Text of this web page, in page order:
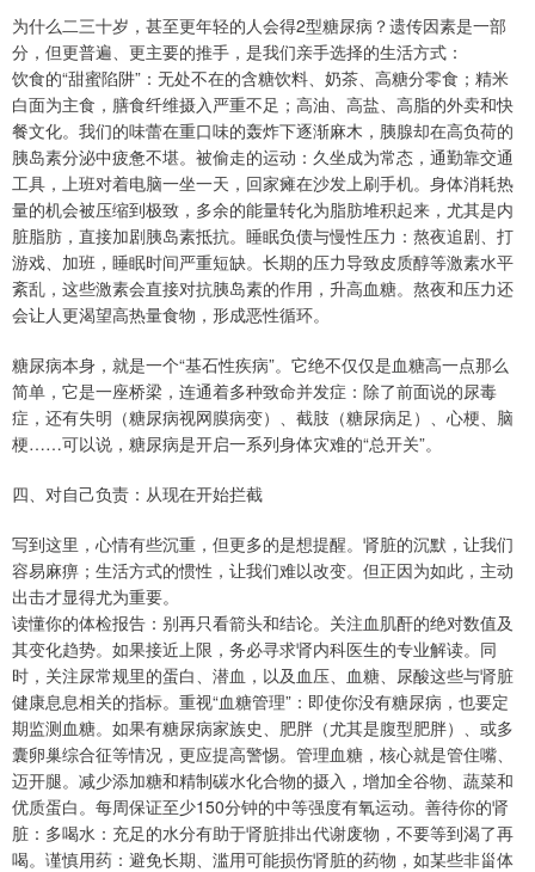
为什么二三十岁，甚至更年轻的人会得2型糖尿病？遗传因素是一部
分，但更普遍、更主要的推手，是我们亲手选择的生活方式：
饮食的“甜蜜陷阱”：无处不在的含糖饮料、奶茶、高糖分零食；精米
白面为主食，膳食纤维摄入严重不足；高油、高盐、高脂的外卖和快
餐文化。我们的味蕾在重口味的轰炸下逐渐麻木，胰腺却在高负荷的
胰岛素分泌中疲惫不堪。被偷走的运动：久坐成为常态，通勤靠交通
工具，上班对着电脑一坐一天，回家瘫在沙发上刷手机。身体消耗热
量的机会被压缩到极致，多余的能量转化为脂肪堆积起来，尤其是内
脏脂肪，直接加剧胰岛素抵抗。睡眠负债与慢性压力：熬夜追剧、打
游戏、加班，睡眠时间严重短缺。长期的压力导致皮质醇等激素水平
紊乱，这些激素会直接对抗胰岛素的作用，升高血糖。熬夜和压力还
会让人更渴望高热量食物，形成恶性循环。
糖尿病本身，就是一个“基石性疾病”。它绝不仅仅是血糖高一点那么
简单，它是一座桥梁，连通着多种致命并发症：除了前面说的尿毒
症，还有失明（糖尿病视网膜病变）、截肢（糖尿病足）、心梗、脑
梗……可以说，糖尿病是开启一系列身体灾难的“总开关”。
四、对自己负责：从现在开始拦截
写到这里，心情有些沉重，但更多的是想提醒。肾脏的沉默，让我们
容易麻痹；生活方式的惯性，让我们难以改变。但正因为如此，主动
出击才显得尤为重要。
读懂你的体检报告：别再只看箭头和结论。关注血肌酐的绝对数值及
其变化趋势。如果接近上限，务必寻求肾内科医生的专业解读。同
时，关注尿常规里的蛋白、潜血，以及血压、血糖、尿酸这些与肾脏
健康息息相关的指标。重视“血糖管理”：即使你没有糖尿病，也要定
期监测血糖。如果有糖尿病家族史、肥胖（尤其是腹型肥胖）、或多
囊卵巢综合征等情况，更应提高警惕。管理血糖，核心就是管住嘴、
迈开腿。减少添加糖和精制碳水化合物的摄入，增加全谷物、蔬菜和
优质蛋白。每周保证至少150分钟的中等强度有氧运动。善待你的肾
脏：多喝水：充足的水分有助于肾脏排出代谢废物，不要等到渴了再
喝。谨慎用药：避免长期、滥用可能损伤肾脏的药物，如某些非甾体